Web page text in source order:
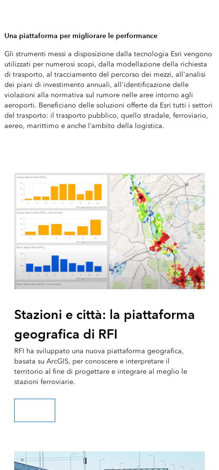
Una piattaforma per migliorare le performance
Gli strumenti messi a disposizione dalla tecnologia Esri vengono
utilizzati per numerosi scopi, dalla modellazione della richiesta
di trasporto, al tracciamento del percorso dei mezzi, all'analisi
dei piani di investimento annuali, all'identificazione delle
violazioni alla normativa sul rumore nelle aree intorno agli
aeroporti. Beneficiano delle soluzioni offerte da Esri tutti i settori
del trasporto: il trasporto pubblico, quello stradale, ferroviario,
aereo, marittimo e anche l’ambito della logistica.
Stazioni e città: la piattaforma
geografica di RFI
RFI ha sviluppato una nuova piattaforma geografica,
basata su ArcGIS, per conoscere e interpretare il
territorio al fine di progettare e integrare al meglio le
stazioni ferroviarie.